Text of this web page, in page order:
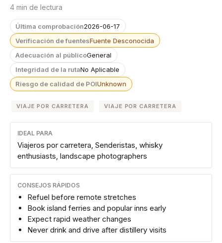
4 min de lectura
Última comprobación2026-06-17
Verificación de fuentesFuente Desconocida
Adecuación al públicoGeneral
Integridad de la rutaNo Aplicable
Riesgo de calidad de POIUnknown
VIAJE POR CARRETERA VIAJE POR CARRETERA
IDEAL PARA
Viajeros por carretera, Senderistas, whisky
enthusiasts, landscape photographers
CONSEJOS RÁPIDOS
Refuel before remote stretches
Book island ferries and popular inns early
Expect rapid weather changes
Never drink and drive after distillery visits